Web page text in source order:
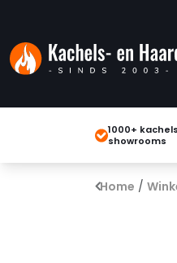
1000+
showrooms
Home /